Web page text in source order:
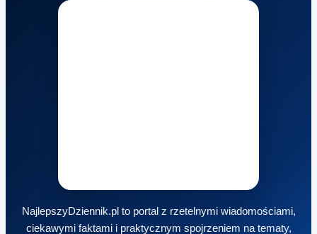
NajlepszyDziennik.pl to portal z rzetelnymi wiadomościami,
ciekawymi faktami i praktycznym spojrzeniem na tematy,